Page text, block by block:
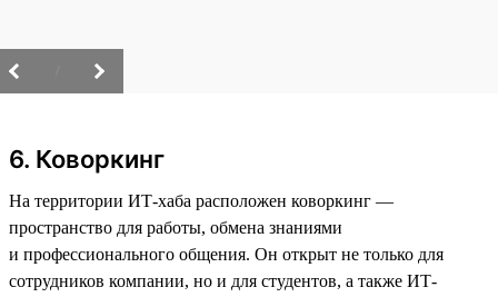
6. Коворкинг
На территории ИТ-хаба расположен коворкинг —
пространство для работы, обмена знаниями
и профессионального общения. Он открыт не только для
сотрудников компании, но и для студентов, а также ИТ-